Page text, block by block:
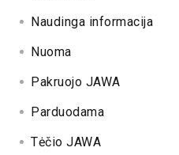
Naudinga informacija
Nuoma
Pakruojo JAWA
Parduodama
Tėčio JAWA